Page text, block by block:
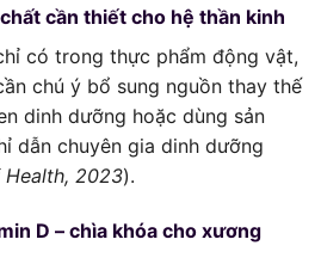
cần thiết cho hệ thần kinh
có trong thực phẩm động vật,
chú ý bổ sung nguồn thay thế
dinh dưỡng hoặc dùng sản
dẫn chuyên gia dinh dưỡng
2023).
D – chìa khóa cho xương